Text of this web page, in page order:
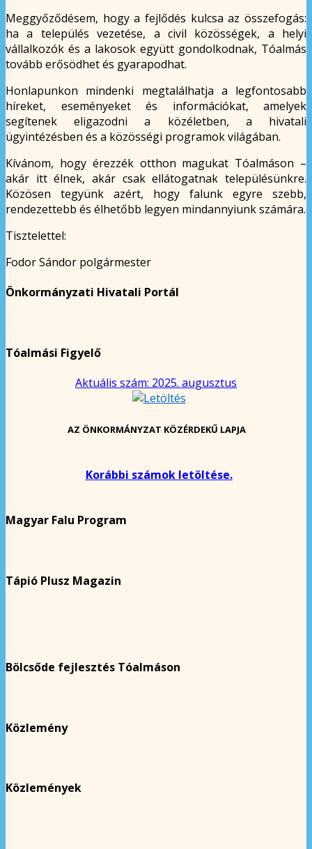
Meggyőződésem, hogy a fejlődés kulcsa az összefogás:
ha a település vezetése, a civil közösségek, a helyi
vállalkozók és a lakosok együtt gondolkodnak, Tóalmás
tovább erősödhet és gyarapodhat.
Honlapunkon mindenki megtalálhatja a legfontosabb
híreket, eseményeket és információkat, amelyek
segítenek eligazodni a közéletben, a hivatali
ügyintézésben és a közösségi programok világában.
Kívánom, hogy érezzék otthon magukat Tóalmáson –
akár itt élnek, akár csak ellátogatnak településünkre.
Közösen tegyünk azért, hogy falunk egyre szebb,
rendezettebb és élhetőbb legyen mindannyiunk számára.
Tisztelettel:
Fodor Sándor polgármester
Önkormányzati Hivatali Portál
Tóalmási Figyelő
Aktuális szám: 2025. augusztus
AZ ÖNKORMÁNYZAT KÖZÉRDEKŰ LAPJA
Korábbi számok letöltése.
Magyar Falu Program
Tápió Plusz Magazin
Bölcsőde fejlesztés Tóalmáson
Közlemény
Közlemények